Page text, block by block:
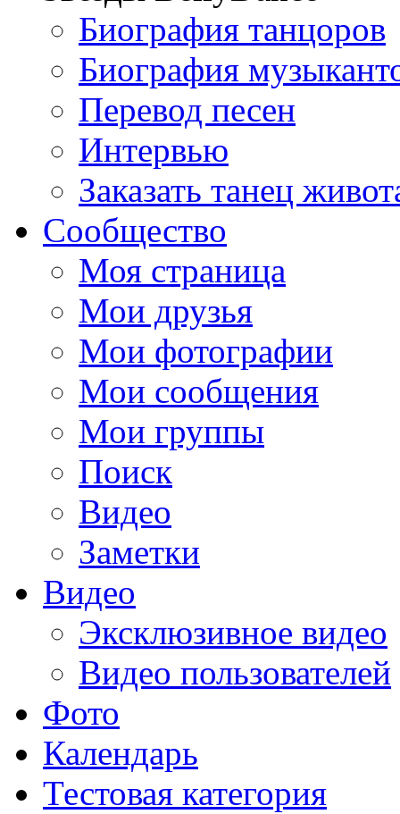
Биография танцоров
Биография
Перевод песен
Интервью
Заказать танец
Сообщество
Моя страница
Мои друзья
Мои фотографии
Мои сообщения
Мои группы
Поиск
Видео
Заметки
Видео
Эксклюзивное видео
Видео пользователей
Фото
Календарь
Тестовая категория